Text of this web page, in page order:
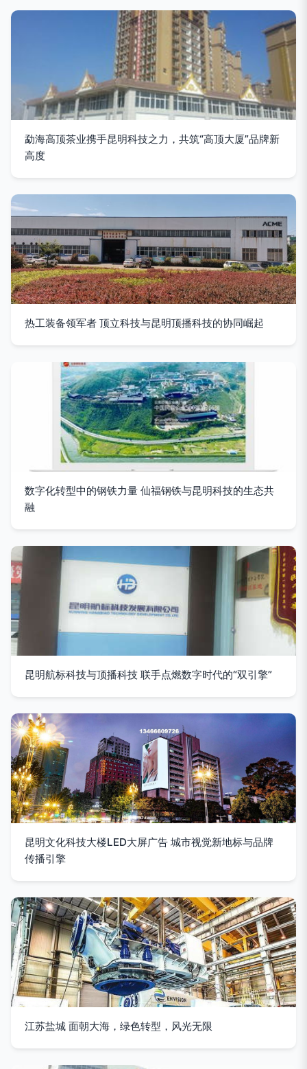
勐海高顶茶业携手昆明科技之力，共筑“高顶大厦”品牌新
高度
热工装备领军者 顶立科技与昆明顶播科技的协同崛起
数字化转型中的钢铁力量 仙福钢铁与昆明科技的生态共
融
昆明航标科技与顶播科技 联手点燃数字时代的“双引擎”
昆明文化科技大楼LED大屏广告 城市视觉新地标与品牌
传播引擎
江苏盐城 面朝大海，绿色转型，风光无限